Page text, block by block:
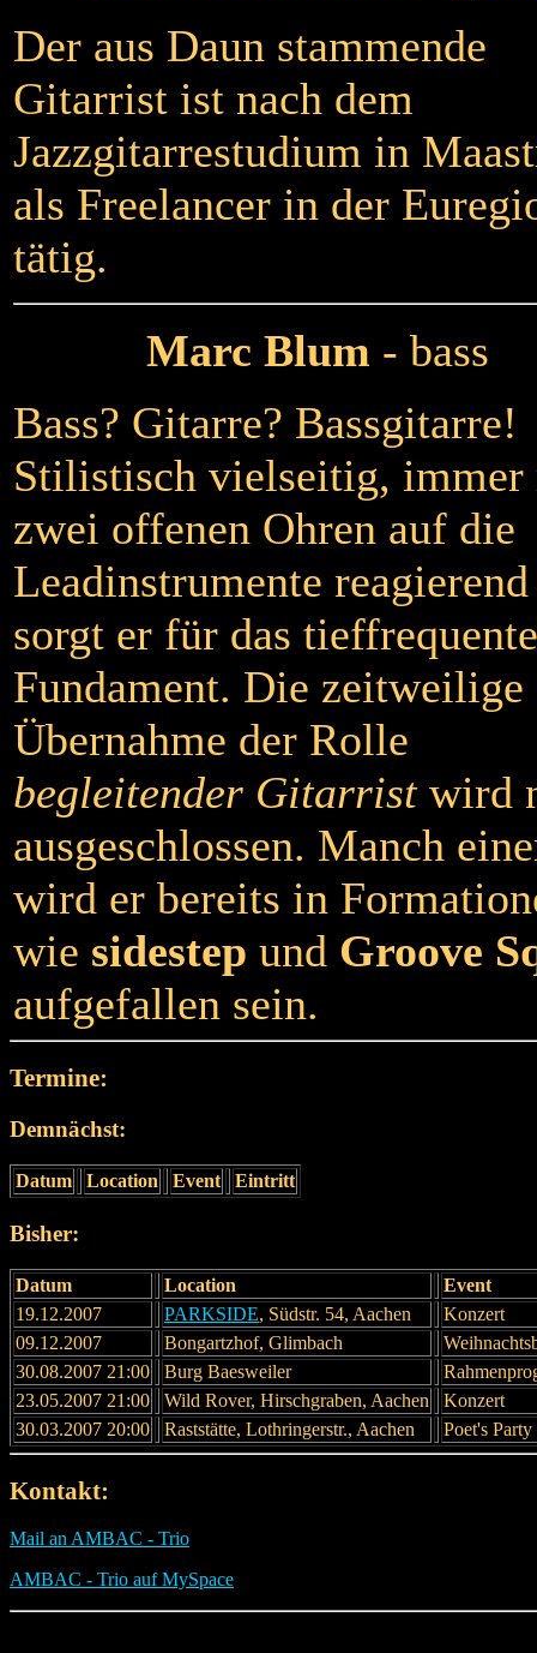
Der aus Daun stammende
Gitarrist ist nach dem
Jazzgitarrestudium in
als Freelancer in der
tätig.
Marc Blum - bass
Bass? Gitarre? Bassgitarre!
Stilistisch vielseitig,
zwei offenen Ohren auf die
Leadinstrumente reagierend
sorgt er für das tieffrequente
Fundament. Die zeitweilige
Übernahme der Rolle
begleitender Gitarristwird
ausgeschlossen. Manch
wird er bereits in
wie sidestep und Groove
aufgefallen sein.
Termine:
Demnächst:
Datum Location Event Eintritt
Bisher:
Datum Location
Event
19.12.2007
PARKSIDE, Südstr. 54, Aachen
Konzert
09.12.2007
Bongartzhof, Glimbach
30.08.2007 21:00
Burg Baesweiler
23.05.2007 21:00
Wild Rover, Hirschgraben, Aachen
Konzert
30.03.2007 20:00
Raststätte, Lothringerstr., Aachen Poet's Party
Kontakt:
Mail an AMBAC - Trio
AMBAC - Trio auf MySpace